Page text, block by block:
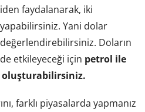
faydalanarak, iki
Yani dolar
Doların
etkileyeceği için petrol ile
oluşturabilirsiniz.
farklı piyasalarda yapmanız